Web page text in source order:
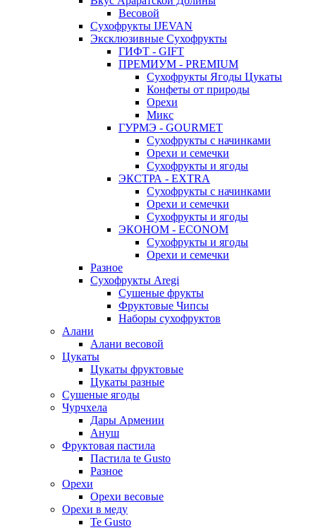
Весовой
Сухофрукты IJEVAN
Эксклюзивные Сухофрукты
ГИФТ - GIFT
ПРЕМИУМ - PREMIUM
Сухофрукты Ягоды Цукаты
Конфеты от природы
Орехи
Микс
ГУРМЭ - GOURMET
Сухофрукты с начинками
Орехи и семечки
Сухофрукты и ягоды
ЭКСТРА - EXTRA
Сухофрукты с начинками
Орехи и семечки
Сухофрукты и ягоды
ЭКОНОМ - ECONOM
Сухофрукты и ягоды
Орехи и семечки
Разное
Сухофрукты Aregi
Сушеные фрукты
Фруктовые Чипсы
Наборы сухофруктов
Алани
Алани весовой
Цукаты
Цукаты фруктовые
Цукаты разные
Сушеные ягоды
Чурчхела
Дары Армении
Ануш
Фруктовая пастила
Пастила te Gusto
Разное
Орехи
Орехи весовые
Орехи в меду
Te Gusto